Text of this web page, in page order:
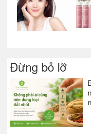
Đừng bỏ lỡ